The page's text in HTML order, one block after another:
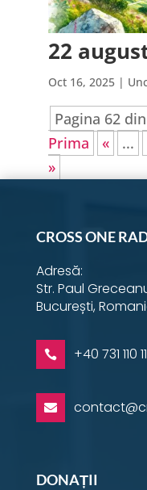
22
Oct 16, 2025|
Pagina 62
Prima
« ...
»
CROSS ONE
Adresă:
Str. Paul
București,
 +40 731 110

DONAȚII